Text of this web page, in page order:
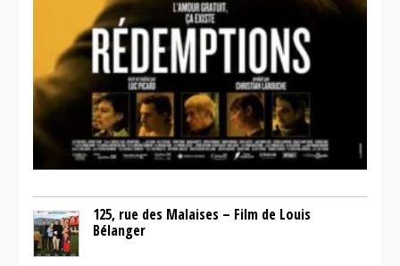
125, rue des Malaises – Film de Louis
Bélanger